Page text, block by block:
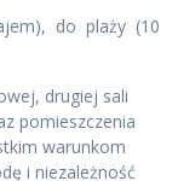
do plaży (10
drugiej sali
pomieszczenia
warunkom
i niezależność